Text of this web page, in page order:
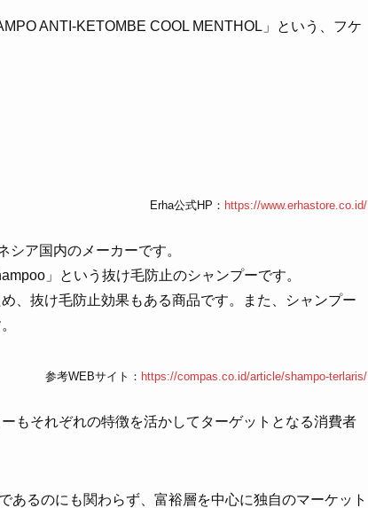
ANTI-KETOMBE COOL MENTHOL」という、フケ
Erha公式HP： https://www.erhastore.co.id/
ア国内のメーカーです。
」という抜け毛防止のシャンプーです。
、抜け毛防止効果もある商品です。また、シャンプー
参考WEBサイト： https://compas.co.id/article/shampo-terlaris/
もそれぞれの特徴を活かしてターゲットとなる消費者
るのにも関わらず、富裕層を中心に独自のマーケット